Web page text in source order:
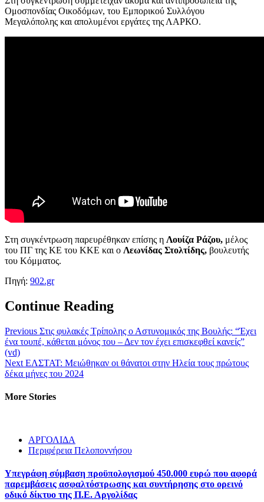
Ομοσπονδίας Οικοδόμων, του Εμπορικού Συλλόγου
Μεγαλόπολης και απολυμένοι εργάτες της ΛΑΡΚΟ.
Στη συγκέντρωση παρευρέθηκαν επίσης η Λουίζα Ράζου, μέλος
του ΠΓ της ΚΕ του ΚΚΕ και ο Λεωνίδας Στολτίδης, βουλευτής
του Κόμματος.
Πηγή: 902.gr
Continue Reading
Previous Στις φυλακές Τρίπολης ο Αστυνομικός της Βουλής: “Έχει
ένα τουπέ, κάθεται μόνος του – Δεν τον έχει επισκεφθεί κανείς”
(vd)
Next ΕΛΣΤΑΤ: Μειώθηκαν οι θάνατοι στην Ηλεία τους πρώτους
δέκα μήνες του 2024
More Stories
ΑΡΓΟΛΙΔΑ
Περιφέρεια Πελοποννήσου
Υπεγράφη σύμβαση προϋπολογισμού 450.000 ευρώ που αφορά
παρεμβάσεις ασφαλτόστρωσης και συντήρησης στο ορεινό
οδικό δίκτυο της Π.Ε. Αργολίδας